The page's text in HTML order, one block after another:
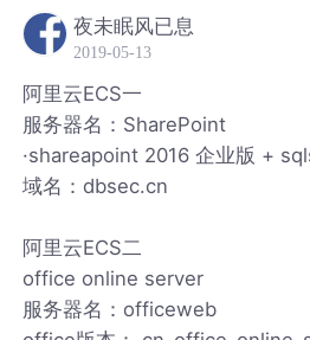
夜未眠风已息
2019-05-13
阿里云ECS一
服务器名：SharePoint
·shareapoint 2016 企业版 +
域名：dbsec.cn
阿里云ECS二
office online server
服务器名：officeweb